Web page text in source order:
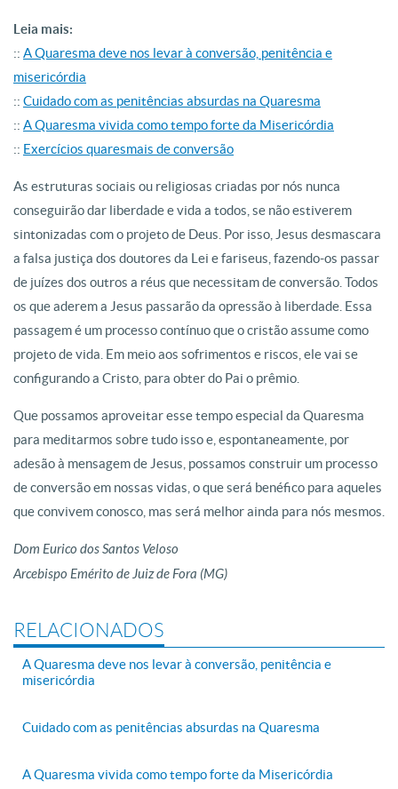
Leia mais:
:: A Quaresma deve nos levar à conversão, penitência e
misericórdia
:: Cuidado com as penitências absurdas na Quaresma
:: A Quaresma vivida como tempo forte da Misericórdia
:: Exercícios quaresmais de conversão
As estruturas sociais ou religiosas criadas por nós nunca
conseguirão dar liberdade e vida a todos, se não estiverem
sintonizadas com o projeto de Deus. Por isso, Jesus desmascara
a falsa justiça dos doutores da Lei e fariseus, fazendo-os passar
de juízes dos outros a réus que necessitam de conversão. Todos
os que aderem a Jesus passarão da opressão à liberdade. Essa
passagem é um processo contínuo que o cristão assume como
projeto de vida. Em meio aos sofrimentos e riscos, ele vai se
configurando a Cristo, para obter do Pai o prêmio.
Que possamos aproveitar esse tempo especial da Quaresma
para meditarmos sobre tudo isso e, espontaneamente, por
adesão à mensagem de Jesus, possamos construir um processo
de conversão em nossas vidas, o que será benéfico para aqueles
que convivem conosco, mas será melhor ainda para nós mesmos.
Dom Eurico dos Santos Veloso
Arcebispo Emérito de Juiz de Fora (MG)
RELACIONADOS
A Quaresma deve nos levar à conversão, penitência e
misericórdia
Cuidado com as penitências absurdas na Quaresma
A Quaresma vivida como tempo forte da Misericórdia